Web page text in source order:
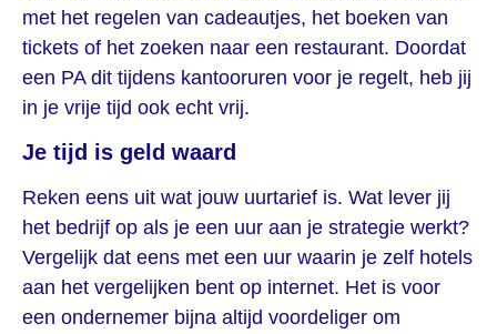
met het regelen van cadeautjes, het boeken van
tickets of het zoeken naar een restaurant. Doordat
een PA dit tijdens kantooruren voor je regelt, heb jij
in je vrije tijd ook echt vrij.
Je tijd is geld waard
Reken eens uit wat jouw uurtarief is. Wat lever jij
het bedrijf op als je een uur aan je strategie werkt?
Vergelijk dat eens met een uur waarin je zelf hotels
aan het vergelijken bent op internet. Het is voor
een ondernemer bijna altijd voordeliger om